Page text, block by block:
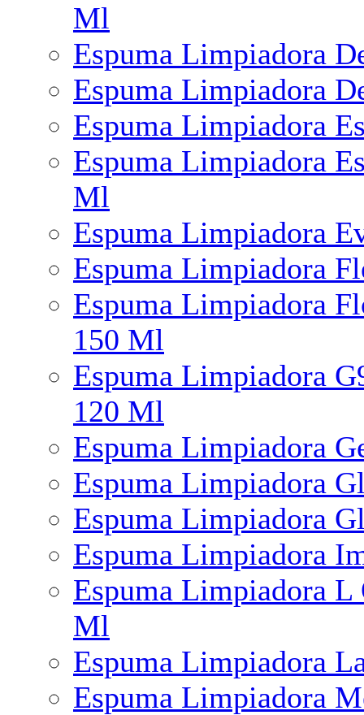
Ml
Espuma Limpiadora
Espuma Limpiadora
Espuma Limpiadora
Espuma Limpiadora
Ml
Espuma Limpiadora
Espuma Limpiadora
Espuma Limpiadora
150 Ml
Espuma Limpiadora
120 Ml
Espuma Limpiadora
Espuma Limpiadora
Espuma Limpiadora
Espuma Limpiadora
Espuma Limpiadora
Ml
Espuma Limpiadora
Espuma Limpiadora